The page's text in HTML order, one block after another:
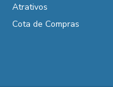
Atrativos
Cota de Compras